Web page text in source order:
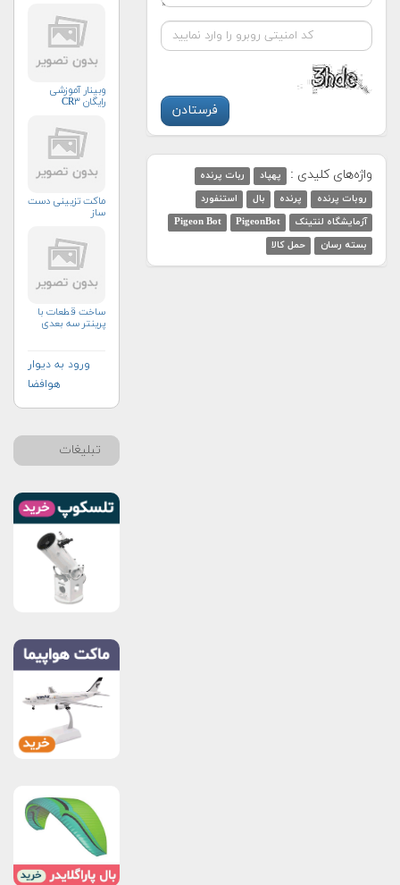
واژه‌های کلیدی : پهپاد
ربات پرنده
روبات پرنده
پرنده بال
استنفورد
آزمایشگاه لنتینک
Pigeon Bot
PigeonBot
بسته رسان
حمل کالا
وبینار آموزشی
رایگان CR۳
ماکت تزیینی دست
ساز
ساخت قطعات با
پرینتر سه بعدی
ورود به دیوار
هوافضا
تبلیغات